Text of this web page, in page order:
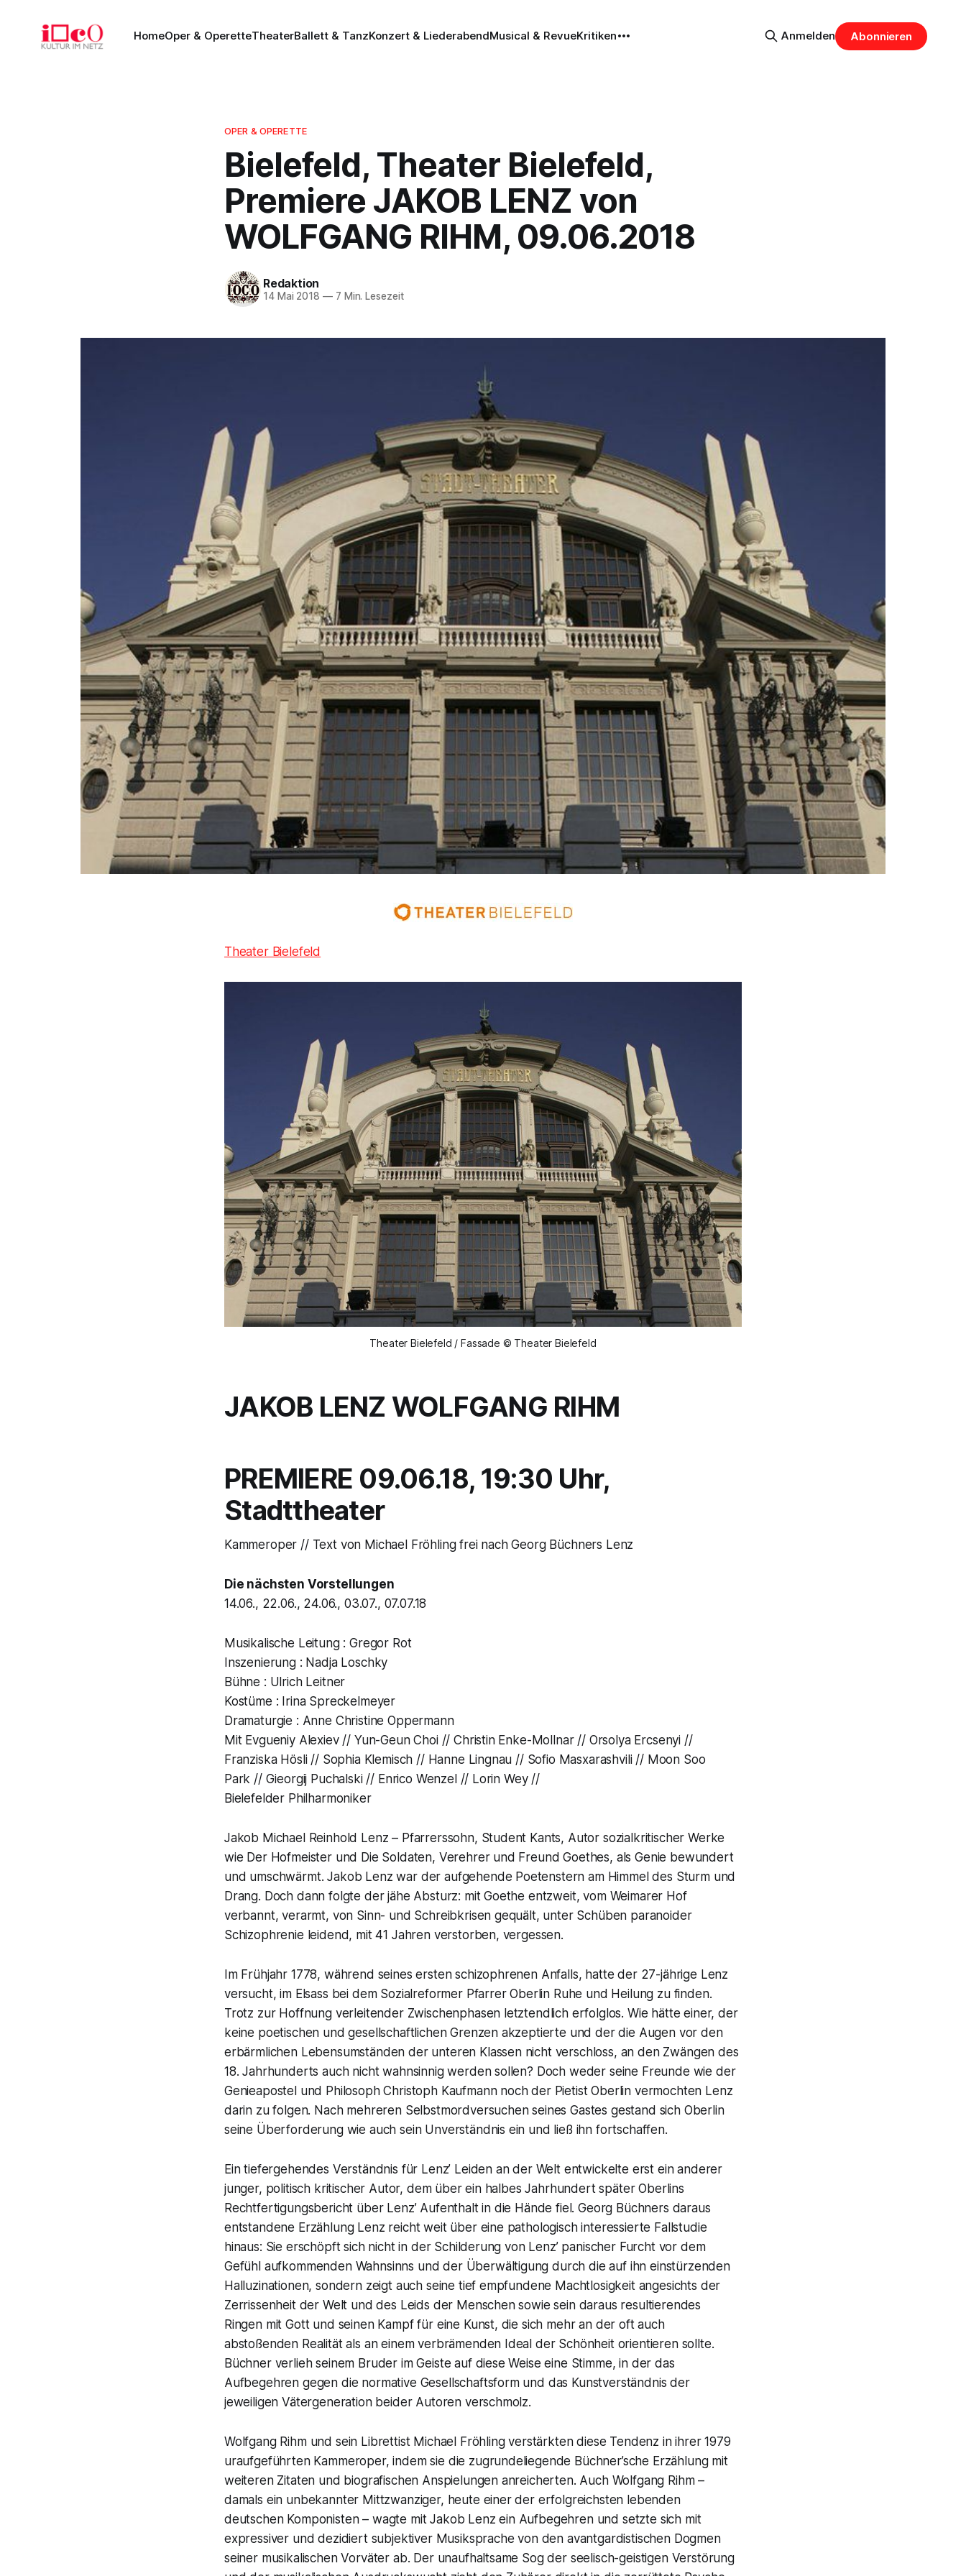
HomeOper & OperetteTheaterBallett & TanzKonzert & LiederabendMusical & RevueKritiken Anmelden Abonnieren
OPER & OPERETTE
Bielefeld, Theater Bielefeld,
Premiere JAKOB LENZ von
WOLFGANG RIHM, 09.06.2018
Redaktion
14 Mai 2018 —7 Min. Lesezeit
Theater Bielefeld
Theater Bielefeld / Fassade © Theater Bielefeld
JAKOB LENZ WOLFGANG RIHM
PREMIERE 09.06.18, 19:30 Uhr,
Stadttheater
Kammeroper // Text von Michael Fröhling frei nach Georg Büchners Lenz
Die nächsten Vorstellungen
14.06., 22.06., 24.06., 03.07., 07.07.18
Musikalische Leitung : Gregor Rot
Inszenierung : Nadja Loschky
Bühne : Ulrich Leitner
Kostüme : Irina Spreckelmeyer
Dramaturgie : Anne Christine Oppermann
Mit Evgueniy Alexiev // Yun-Geun Choi // Christin Enke-Mollnar // Orsolya Ercsenyi //
Franziska Hösli // Sophia Klemisch // Hanne Lingnau // Sofio Masxarashvili // Moon Soo
Park // Gieorgij Puchalski // Enrico Wenzel // Lorin Wey //
Bielefelder Philharmoniker
Jakob Michael Reinhold Lenz – Pfarrerssohn, Student Kants, Autor sozialkritischer Werke
wie Der Hofmeister und Die Soldaten, Verehrer und Freund Goethes, als Genie bewundert
und umschwärmt. Jakob Lenz war der aufgehende Poetenstern am Himmel des Sturm und
Drang. Doch dann folgte der jähe Absturz: mit Goethe entzweit, vom Weimarer Hof
verbannt, verarmt, von Sinn- und Schreibkrisen gequält, unter Schüben paranoider
Schizophrenie leidend, mit 41 Jahren verstorben, vergessen.
Im Frühjahr 1778, während seines ersten schizophrenen Anfalls, hatte der 27-jährige Lenz
versucht, im Elsass bei dem Sozialreformer Pfarrer Oberlin Ruhe und Heilung zu finden.
Trotz zur Hoffnung verleitender Zwischenphasen letztendlich erfolglos. Wie hätte einer, der
keine poetischen und gesellschaftlichen Grenzen akzeptierte und der die Augen vor den
erbärmlichen Lebensumständen der unteren Klassen nicht verschloss, an den Zwängen des
18. Jahrhunderts auch nicht wahnsinnig werden sollen? Doch weder seine Freunde wie der
Genieapostel und Philosoph Christoph Kaufmann noch der Pietist Oberlin vermochten Lenz
darin zu folgen. Nach mehreren Selbstmordversuchen seines Gastes gestand sich Oberlin
seine Überforderung wie auch sein Unverständnis ein und ließ ihn fortschaffen.
Ein tiefergehendes Verständnis für Lenz’ Leiden an der Welt entwickelte erst ein anderer
junger, politisch kritischer Autor, dem über ein halbes Jahrhundert später Oberlins
Rechtfertigungsbericht über Lenz’ Aufenthalt in die Hände fiel. Georg Büchners daraus
entstandene Erzählung Lenz reicht weit über eine pathologisch interessierte Fallstudie
hinaus: Sie erschöpft sich nicht in der Schilderung von Lenz’ panischer Furcht vor dem
Gefühl aufkommenden Wahnsinns und der Überwältigung durch die auf ihn einstürzenden
Halluzinationen, sondern zeigt auch seine tief empfundene Machtlosigkeit angesichts der
Zerrissenheit der Welt und des Leids der Menschen sowie sein daraus resultierendes
Ringen mit Gott und seinen Kampf für eine Kunst, die sich mehr an der oft auch
abstoßenden Realität als an einem verbrämenden Ideal der Schönheit orientieren sollte.
Büchner verlieh seinem Bruder im Geiste auf diese Weise eine Stimme, in der das
Aufbegehren gegen die normative Gesellschaftsform und das Kunstverständnis der
jeweiligen Vätergeneration beider Autoren verschmolz.
Wolfgang Rihm und sein Librettist Michael Fröhling verstärkten diese Tendenz in ihrer 1979
uraufgeführten Kammeroper, indem sie die zugrundeliegende Büchner’sche Erzählung mit
weiteren Zitaten und biografischen Anspielungen anreicherten. Auch Wolfgang Rihm –
damals ein unbekannter Mittzwanziger, heute einer der erfolgreichsten lebenden
deutschen Komponisten – wagte mit Jakob Lenz ein Aufbegehren und setzte sich mit
expressiver und dezidiert subjektiver Musiksprache von den avantgardistischen Dogmen
seiner musikalischen Vorväter ab. Der unaufhaltsame Sog der seelisch-geistigen Verstörung